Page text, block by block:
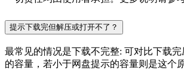
提示下载完但解压或打开不了？
最常见的情况是下载不完整: 可对比下载
的容量，若小于网盘提示的容量则是这个